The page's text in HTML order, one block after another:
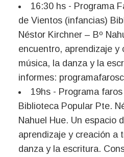
16:30 hs - Programa
de Vientos (infancias)
Néstor Kirchner – Bº
encuentro, aprendizaje y
música, la danza y la
informes:
19hs - Programa
Biblioteca Popular Pte.
Nahuel Hue. Un espacio
aprendizaje y creación a
danza y la escritura.